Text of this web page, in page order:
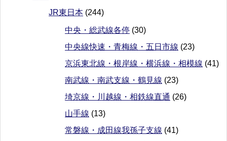
JR東日本 (244)
中央・総武線各停 (30)
中央線快速・青梅線・五日市線 (23)
京浜東北線・根岸線・横浜線・相模線 (41)
南武線・南武支線・鶴見線 (23)
埼京線・川越線・相鉄線直通 (26)
山手線 (13)
常磐線・成田線我孫子支線 (41)